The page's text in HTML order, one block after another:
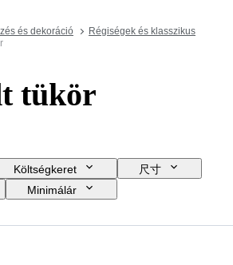
és dekoráció
Régiségek és klasszikus
tükör
Költségkeret
尺寸
Minimálár